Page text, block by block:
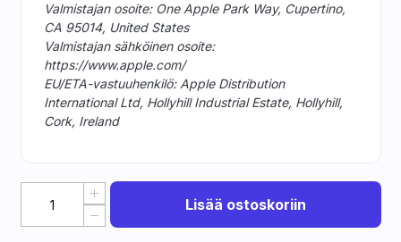
Valmistajan osoite: One Apple Park Way, Cupertino,
CA 95014, United States
Valmistajan sähköinen osoite:
https://www.apple.com/
EU/ETA-vastuuhenkilö: Apple Distribution
International Ltd, Hollyhill Industrial Estate, Hollyhill,
Cork, Ireland
Lisää ostoskoriin